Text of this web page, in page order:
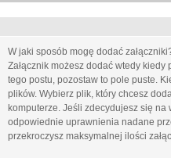
W jaki sposób mogę dodać
Załącznik możesz dodać wtedy
tego postu, pozostaw to pole puste.
plików. Wybierz plik, który chcesz
komputerze. Jeśli zdecydujesz się
odpowiednie uprawnienia nadane
przekroczysz maksymalnej ilości